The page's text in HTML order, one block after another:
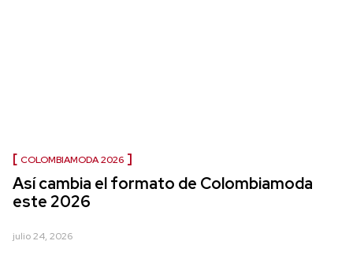
COLOMBIAMODA 2026
Así cambia el formato de Colombiamoda
este 2026
julio 24, 2026